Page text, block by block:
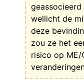
wellicht de
deze
zou ze het
risico op